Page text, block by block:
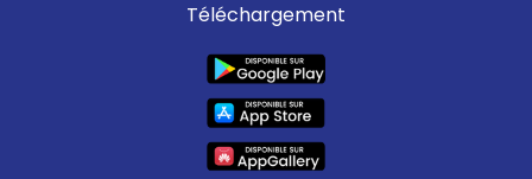
Téléchargement